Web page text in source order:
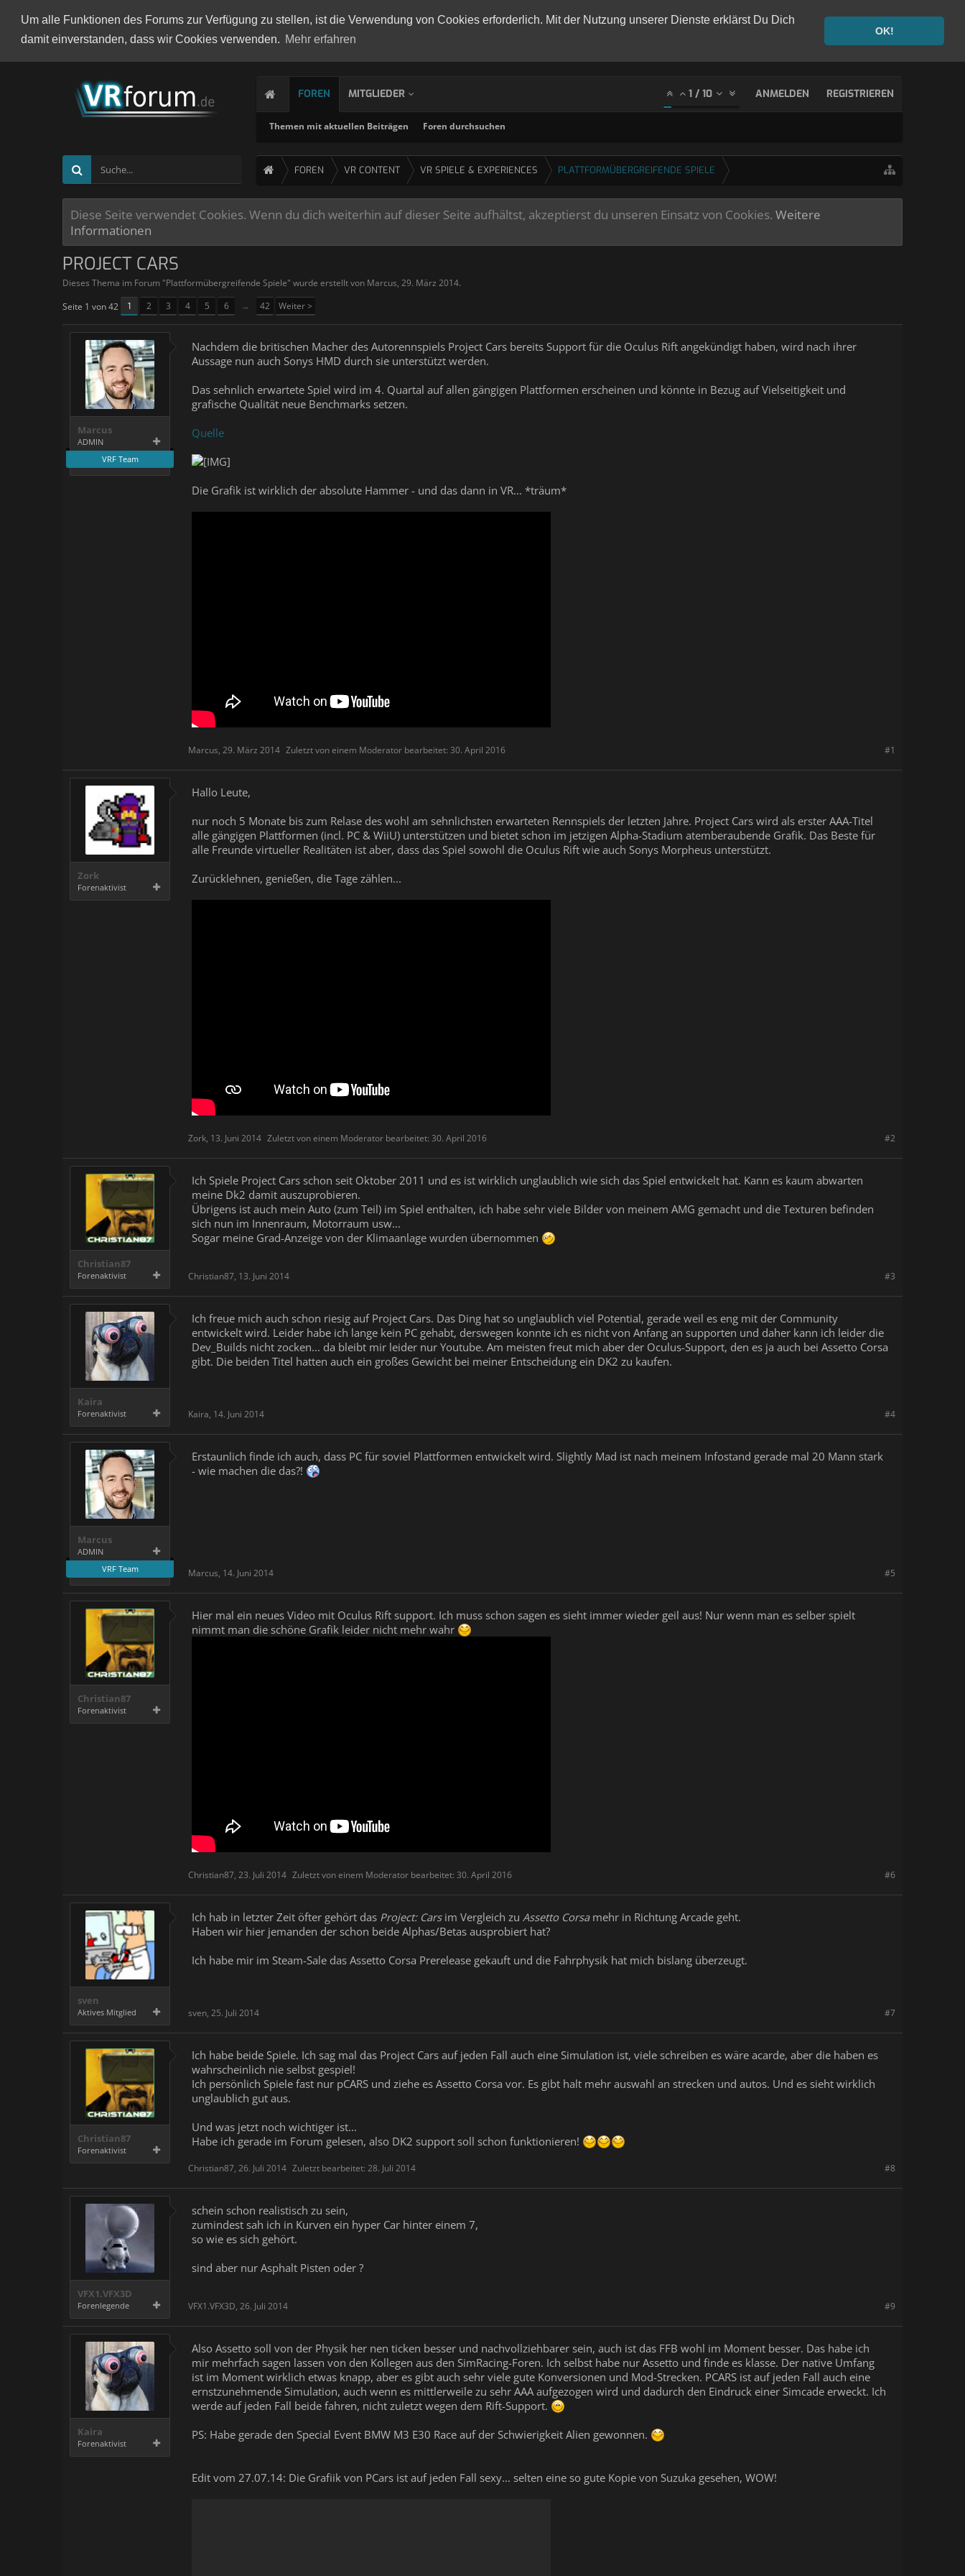
Um alle Funktionen des Forums zur Verfügung zu stellen, ist die Verwendung von Cookies erforderlich. Mit der Nutzung unserer Dienste erklärst Du Dich
damit einverstanden, dass wir Cookies verwenden. Mehr erfahren
OK!
FOREN
Themen mit aktuellen Beiträgen Foren durchsuchen
MITGLIEDER 1 / 10 ANMELDEN REGISTRIEREN
FOREN VR CONTENT VR SPIELE & EXPERIENCES PLATTFORMÜBERGREIFENDE SPIELE
Diese Seite verwendet Cookies. Wenn du dich weiterhin auf dieser Seite aufhältst, akzeptierst du unseren Einsatz von Cookies. Weitere
Informationen
PROJECT CARS
Dieses Thema im Forum "Plattformübergreifende Spiele" wurde erstellt von Marcus, 29. März 2014.
Seite 1 von 42
1 2 3 4 5 6 → 42 Weiter >
Marcus
ADMIN
VRF Team
Nachdem die britischen Macher des Autorennspiels Project Cars bereits Support für die Oculus Rift angekündigt haben, wird nach ihrer
Aussage nun auch Sonys HMD durch sie unterstützt werden.
Das sehnlich erwartete Spiel wird im 4. Quartal auf allen gängigen Plattformen erscheinen und könnte in Bezug auf Vielseitigkeit und
grafische Qualität neue Benchmarks setzen.
Quelle
Die Grafik ist wirklich der absolute Hammer - und das dann in VR... *träum*
#1
Marcus, 29. März 2014 Zuletzt von einem Moderator bearbeitet: 30. April 2016
Zork
Forenaktivist
Hallo Leute,
nur noch 5 Monate bis zum Relase des wohl am sehnlichsten erwarteten Rennspiels der letzten Jahre. Project Cars wird als erster AAA-Titel
alle gängigen Plattformen (incl. PC & WiiU) unterstützen und bietet schon im jetzigen Alpha-Stadium atemberaubende Grafik. Das Beste für
alle Freunde virtueller Realitäten ist aber, dass das Spiel sowohl die Oculus Rift wie auch Sonys Morpheus unterstützt.
Zurücklehnen, genießen, die Tage zählen...
#2
Zork, 13. Juni 2014 Zuletzt von einem Moderator bearbeitet: 30. April 2016
Christian87
Forenaktivist
Ich Spiele Project Cars schon seit Oktober 2011 und es ist wirklich unglaublich wie sich das Spiel entwickelt hat. Kann es kaum abwarten
meine Dk2 damit auszuprobieren.
Übrigens ist auch mein Auto (zum Teil) im Spiel enthalten, ich habe sehr viele Bilder von meinem AMG gemacht und die Texturen befinden
sich nun im Innenraum, Motorraum usw...
Sogar meine Grad-Anzeige von der Klimaanlage wurden übernommen
#3
Christian87, 13. Juni 2014
Kaira
Forenaktivist
Ich freue mich auch schon riesig auf Project Cars. Das Ding hat so unglaublich viel Potential, gerade weil es eng mit der Community
entwickelt wird. Leider habe ich lange kein PC gehabt, derswegen konnte ich es nicht von Anfang an supporten und daher kann ich leider die
Dev_Builds nicht zocken... da bleibt mir leider nur Youtube. Am meisten freut mich aber der Oculus-Support, den es ja auch bei Assetto Corsa
gibt. Die beiden Titel hatten auch ein großes Gewicht bei meiner Entscheidung ein DK2 zu kaufen.
#4
Kaira, 14. Juni 2014
Marcus
ADMIN
VRF Team
Erstaunlich finde ich auch, dass PC für soviel Plattformen entwickelt wird. Slightly Mad ist nach meinem Infostand gerade mal 20 Mann stark
- wie machen die das?!
#5
Marcus, 14. Juni 2014
Christian87
Forenaktivist
Hier mal ein neues Video mit Oculus Rift support. Ich muss schon sagen es sieht immer wieder geil aus! Nur wenn man es selber spielt
nimmt man die schöne Grafik leider nicht mehr wahr
#6
Christian87, 23. Juli 2014 Zuletzt von einem Moderator bearbeitet: 30. April 2016
sven
Aktives Mitglied
Ich hab in letzter Zeit öfter gehört das Project: Carsim Vergleich zu Assetto Corsamehr in Richtung Arcade geht.
Haben wir hier jemanden der schon beide Alphas/Betas ausprobiert hat?
Ich habe mir im Steam-Sale das Assetto Corsa Prerelease gekauft und die Fahrphysik hat mich bislang überzeugt.
#7
sven, 25. Juli 2014
Christian87
Forenaktivist
Ich habe beide Spiele. Ich sag mal das Project Cars auf jeden Fall auch eine Simulation ist, viele schreiben es wäre acarde, aber die haben es
wahrscheinlich nie selbst gespiel!
Ich persönlich Spiele fast nur pCARS und ziehe es Assetto Corsa vor. Es gibt halt mehr auswahl an strecken und autos. Und es sieht wirklich
unglaublich gut aus.
Und was jetzt noch wichtiger ist...
Habe ich gerade im Forum gelesen, also DK2 support soll schon funktionieren!
#8
Christian87, 26. Juli 2014 Zuletzt bearbeitet: 28. Juli 2014
VFX1.VFX3D
Forenlegende
schein schon realistisch zu sein,
zumindest sah ich in Kurven ein hyper Car hinter einem 7,
so wie es sich gehört.
sind aber nur Asphalt Pisten oder ?
#9
VFX1.VFX3D, 26. Juli 2014
Kaira
Forenaktivist
Also Assetto soll von der Physik her nen ticken besser und nachvollziehbarer sein, auch ist das FFB wohl im Moment besser. Das habe ich
mir mehrfach sagen lassen von den Kollegen aus den SimRacing-Foren. Ich selbst habe nur Assetto und finde es klasse. Der native Umfang
ist im Moment wirklich etwas knapp, aber es gibt auch sehr viele gute Konversionen und Mod-Strecken. PCARS ist auf jeden Fall auch eine
ernstzunehmende Simulation, auch wenn es mittlerweile zu sehr AAA aufgezogen wird und dadurch den Eindruck einer Simcade erweckt. Ich
werde auf jeden Fall beide fahren, nicht zuletzt wegen dem Rift-Support.
PS: Habe gerade den Special Event BMW M3 E30 Race auf der Schwierigkeit Alien gewonnen.
Edit vom 27.07.14: Die Grafiik von PCars ist auf jeden Fall sexy... selten eine so gute Kopie von Suzuka gesehen, WOW!